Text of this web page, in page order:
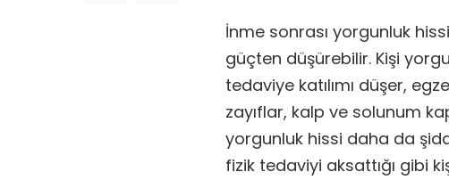
İnme sonrası yorgunluk
güçten düşürebilir. Kişi
tedaviye katılımı düşer,
zayıflar, kalp ve solunum
yorgunluk hissi daha da
fizik tedaviyi aksattığı gibi